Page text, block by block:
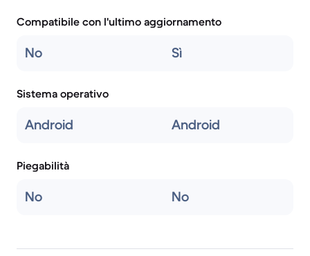
Compatibile con l'ultimo aggiornamento
No Sì
Sistema operativo
Android Android
Piegabilità
No No